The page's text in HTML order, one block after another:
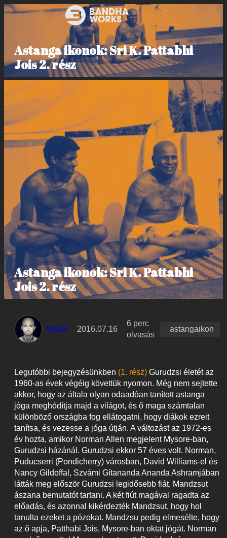
Astanga ikonok: Sri K. Pattabhi
Jois 2. rész
Astanga ikonok: Sri K. Pattabhi
Jois 2. rész
István 2016.07.16
6 perc
olvasás
astangaikon
Legutóbbi bejegyzésünkben (1. rész) Gurudzsi életét az
1960-as évek végéig követtük nyomon. Még nem sejtette
akkor, hogy az általa olyan odaadóan tanított astanga
jóga meghódítja majd a világot, és ő maga számtalan
különböző országba fog ellátogatni, hogy diákok ezreit
tanítsa, és vezesse a jóga útján. A változást az 1972-es
év hozta, amikor Norman Allen megjelent Mysore-ban,
Gurudzsi házánál. Gurudzsi ekkor 57 éves volt. Norman,
Puducserri (Pondicherry) városban, David Williams-el és
Nancy Gildoffal, Szvámi Gítananda Ananda Ashramjában
látták meg először Gurudzsi legidősebb fiát, Mandzsut
ászana bemutatót tartani. A két fiút magával ragadta az
előadás, és azonnal kikérdezték Mandzsut, hogy hol
tanulta ezeket a pózokat. Mandzsu pedig elmesélte, hogy
az ő apja, Patthabi Jois, Mysore-ban oktat jógát. Norman